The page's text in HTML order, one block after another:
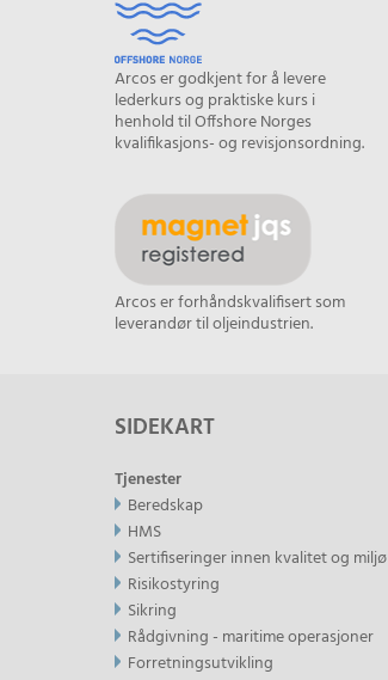
Arcos er godkjent for å levere
lederkurs og praktiske kurs i
henhold til Offshore Norges
kvalifikasjons- og revisjonsordning.
Arcos er forhåndskvalifisert som
leverandør til oljeindustrien.
SIDEKART
Tjenester
Beredskap
HMS
Sertifiseringer innen kvalitet og miljø
Risikostyring
Sikring
Rådgivning - maritime operasjoner
Forretningsutvikling